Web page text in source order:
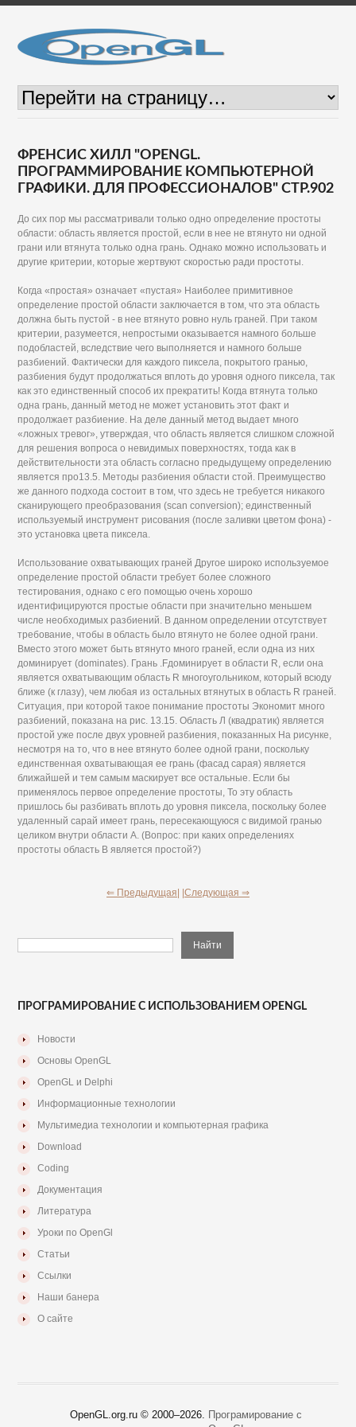
ФРЕНСИС ХИЛЛ "OPENGL.
ПРОГРАММИРОВАНИЕ КОМПЬЮТЕРНОЙ
ГРАФИКИ. ДЛЯ ПРОФЕССИОНАЛОВ" СТР.902
До сих пор мы рассматривали только одно определение простоты
области: область является простой, если в нее не втянуто ни одной
грани или втянута только одна грань. Однако можно использовать и
другие критерии, которые жертвуют скоростью ради простоты.
Когда «простая» означает «пустая» Наиболее примитивное
определение простой области заключается в том, что эта область
должна быть пустой - в нее втянуто ровно нуль граней. При таком
критерии, разумеется, непростыми оказывается намного больше
подобластей, вследствие чего выполняется и намного больше
разбиений. Фактически для каждого пиксела, покрытого гранью,
разбиения будут продолжаться вплоть до уровня одного пиксела, так
как это единственный способ их прекратить! Когда втянута только
одна грань, данный метод не может установить этот факт и
продолжает разбиение. На деле данный метод выдает много
«ложных тревог», утверждая, что область является слишком сложной
для решения вопроса о невидимых поверхностях, тогда как в
действительности эта область согласно предыдущему определению
является про13.5. Методы разбиения области стой. Преимущество
же данного подхода состоит в том, что здесь не требуется никакого
сканирующего преобразования (scan conversion); единственный
используемый инструмент рисования (после заливки цветом фона) -
это установка цвета пиксела.
Использование охватывающих граней Другое широко используемое
определение простой области требует более сложного
тестирования, однако с его помощью очень хорошо
идентифицируются простые области при значительно меньшем
числе необходимых разбиений. В данном определении отсутствует
требование, чтобы в область было втянуто не более одной грани.
Вместо этого может быть втянуто много граней, если одна из них
доминирует (dominates). Грань .Fдоминирует в области R, если она
является охватывающим область R многоугольником, который всюду
ближе (к глазу), чем любая из остальных втянутых в область R граней.
Ситуация, при которой такое понимание простоты Экономит много
разбиений, показана на рис. 13.15. Область Л (квадратик) является
простой уже после двух уровней разбиения, показанных На рисунке,
несмотря на то, что в нее втянуто более одной грани, поскольку
единственная охватывающая ее грань (фасад сарая) является
ближайшей и тем самым маскирует все остальные. Если бы
применялось первое определение простоты, То эту область
пришлось бы разбивать вплоть до уровня пиксела, поскольку более
удаленный сарай имеет грань, пересекающуюся с видимой гранью
целиком внутри области А. (Вопрос: при каких определениях
простоты область В является простой?)
⇐ Предыдущая| |Следующая ⇒
ПРОГРАМИРОВАНИЕ С ИСПОЛЬЗОВАНИЕМ OPENGL
Новости
Основы OpenGL
OpenGL и Delphi
Информационные технологии
Мультимедиа технологии и компьютерная графика
Download
Coding
Документация
Литература
Уроки по OpenGl
Статьи
Ссылки
Наши банера
О сайте
OpenGL.org.ru © 2000–2026. Програмирование с